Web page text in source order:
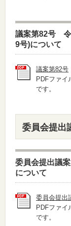
議案第82号 令
9号)について
議案第82号
PDFファイ
です。
委員会提出
委員会提出議
について
委員会提出
PDFファイ
です。